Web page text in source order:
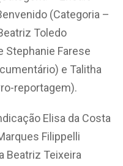
(Categoria –
Toledo
Stephanie Farese
e Talitha
reportagem).
Elisa da Costa
Filippelli
Beatriz Teixeira